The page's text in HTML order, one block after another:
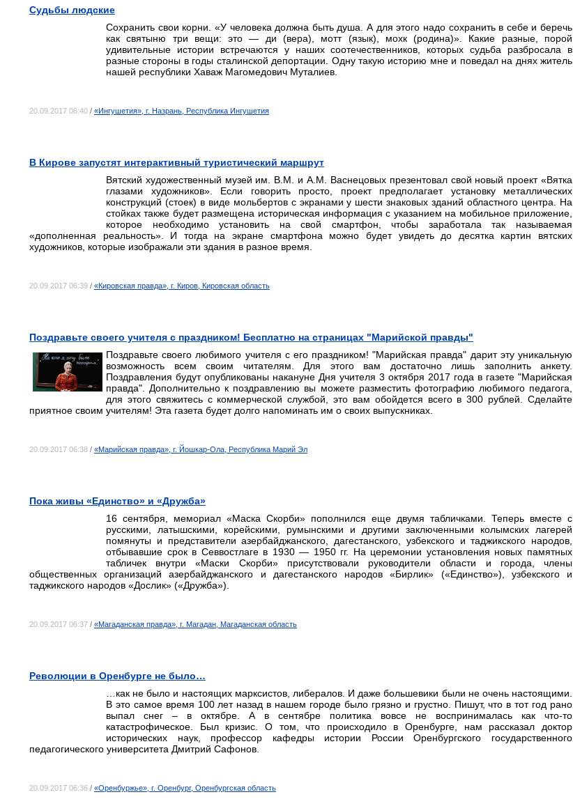
Судьбы людские
Сохранить свои корни. «У человека должна быть душа. А для этого надо сохранить в себе и беречь
как святыню три вещи: это — ди (вера), мотт (язык), мохк (родина)». Какие разные, порой
удивительные истории встречаются у наших соотечественников, которых судьба разбросала в
разные стороны в годы сталинской депортации. Одну такую историю мне и поведал на днях житель
нашей республики Хаваж Магомедович Муталиев.
20.09.2017 06:40 / «Ингушетия», г. Назрань, Республика Ингушетия
В Кирове запустят интерактивный туристический маршрут
Вятский художественный музей им. В.М. и А.М. Васнецовых презентовал свой новый проект «Вятка
глазами художников». Если говорить просто, проект предполагает установку металлических
конструкций (стоек) в виде мольбертов с экранами у шести знаковых зданий областного центра. На
стойках также будет размещена историческая информация с указанием на мобильное приложение,
которое необходимо установить на свой смартфон, чтобы заработала так называемая
«дополненная реальность». И тогда на экране смартфона можно будет увидеть до десятка картин вятских
художников, которые изображали эти здания в разное время.
20.09.2017 06:39 / «Кировская правда», г. Киров, Кировская область
Поздравьте своего учителя с праздником! Бесплатно на страницах "Марийской правды"
Поздравьте своего любимого учителя с его праздником! "Марийская правда" дарит эту уникальную
возможность всем своим читателям. Для этого вам достаточно лишь заполнить анкету.
Поздравления будут опубликованы накануне Дня учителя 3 октября 2017 года в газете "Марийская
правда". Дополнительно к поздравлению вы можете разместить фотографию любимого педагога,
для этого свяжитесь с коммерческой службой, это вам обойдется всего в 300 рублей. Сделайте
приятное своим учителям! Эта газета будет долго напоминать им о своих выпускниках.
20.09.2017 06:38 / «Марийская правда», г. Йошкар-Ола, Республика Марий Эл
Пока живы «Единство» и «Дружба»
16 сентября, мемориал «Маска Скорби» пополнился еще двумя табличками. Теперь вместе с
русскими, латышскими, корейскими, румынскими и другими заключенными колымских лагерей
помянуты и представители азербайджанского, дагестанского, узбекского и таджикского народов,
отбывавшие срок в Севвостлаге в 1930 — 1950 гг. На церемонии установления новых памятных
табличек внутри «Маски Скорби» присутствовали руководители области и города, члены
общественных организаций азербайджанского и дагестанского народов «Бирлик» («Единство»), узбекского и
таджикского народов «Дослик» («Дружба»).
20.09.2017 06:37 / «Магаданская правда», г. Магадан, Магаданская область
Революции в Оренбурге не было…
…как не было и настоящих марксистов, либералов. И даже большевики были не очень настоящими.
В это самое время 100 лет назад в нашем городе было грязно и грустно. Пишут, что в тот год рано
выпал снег – в октябре. А в сентябре политика вовсе не воспринималась как что-то
катастрофическое. Был кризис. О том, что происходило в Оренбурге, нам рассказал доктор
исторических наук, профессор кафедры истории России Оренбургского государственного
педагогического университета Дмитрий Сафонов.
20.09.2017 06:36 / «Оренбуржье», г. Оренбург, Оренбургская область